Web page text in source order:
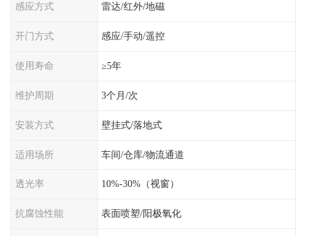
感应方式 雷达/红外/地磁
开门方式 感应/手动/遥控
使用寿命 ≥5年
维护周期 3个月/次
安装方式 壁挂式/落地式
适用场所 车间/仓库/物流通道
透光率 10%-30%（视窗）
抗腐蚀性能 表面喷塑/阳极氧化